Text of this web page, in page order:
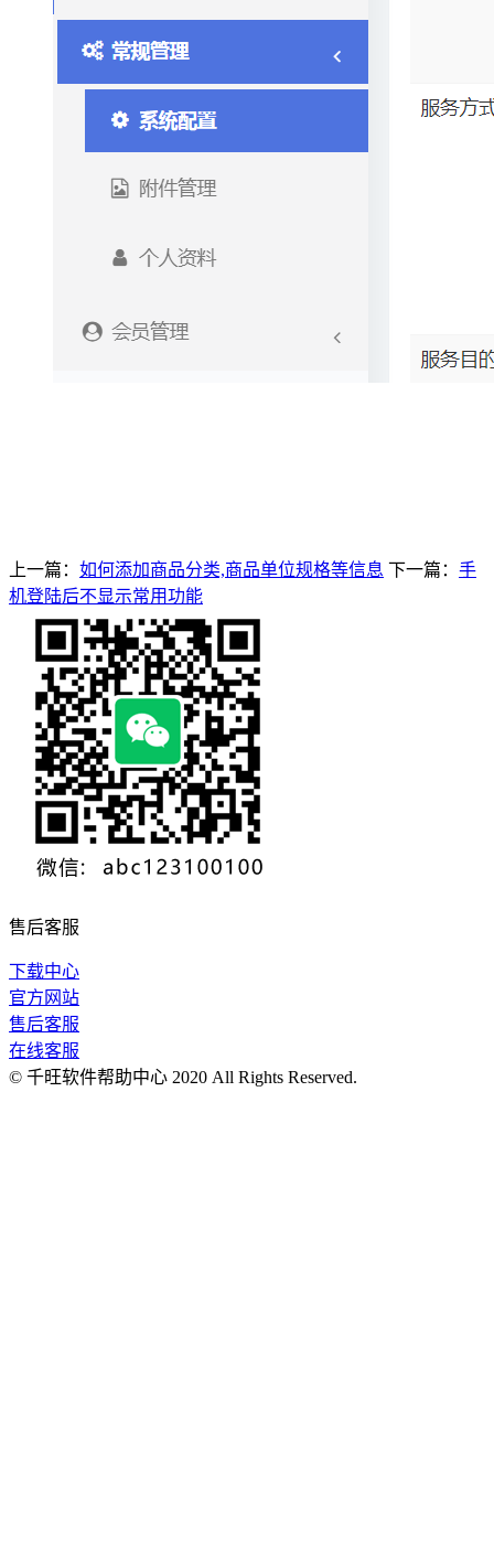
上一篇： 如何添加商品分类,商品单位规格等信息 下一篇： 手
机登陆后不显示常用功能
售后客服
下载中心
官方网站
售后客服
在线客服
© 千旺软件帮助中心 2020 All Rights Reserved.